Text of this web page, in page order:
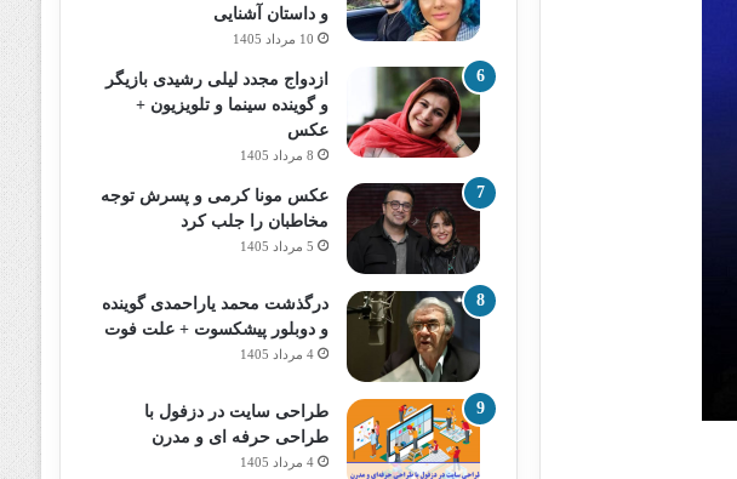
و داستان آشنایی
10 مرداد 1405
ازدواج مجدد لیلی رشیدی بازیگر
و گوینده سینما و تلویزیون +
عکس
8 مرداد 1405
عکس مونا کرمی و پسرش توجه
مخاطبان را جلب کرد
5 مرداد 1405
درگذشت محمد یاراحمدی گوینده
و دوبلور پیشکسوت + علت فوت
4 مرداد 1405
طراحی سایت در دزفول با
طراحی حرفه‌ ای و مدرن
4 مرداد 1405